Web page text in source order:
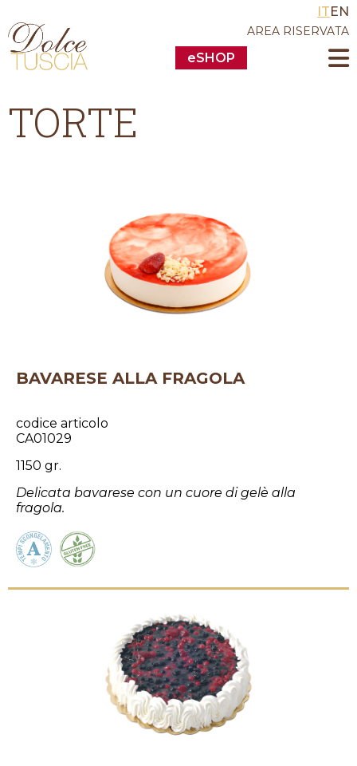
AREA RISERVATA
ITEN
eSHOP
TORTE
BAVARESE ALLA FRAGOLA
codice articolo
CA01029
1150 gr.
Delicata bavarese con un cuore di gelè alla
fragola.